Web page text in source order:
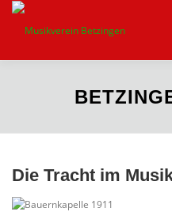
Zum
springen
VEREIN
Die Tracht im